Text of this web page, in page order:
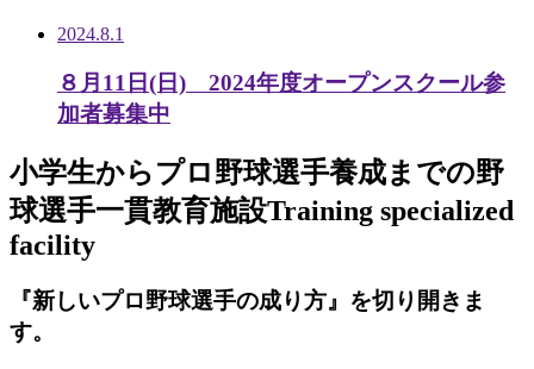
2024.8.1
８月11日(日) 2024年度オープンスクール参
加者募集中
小学生からプロ野球選手養成までの野
球選手一貫教育施設Training specialized
facility
『新しいプロ野球選手の成り方』を切り開きま
す。